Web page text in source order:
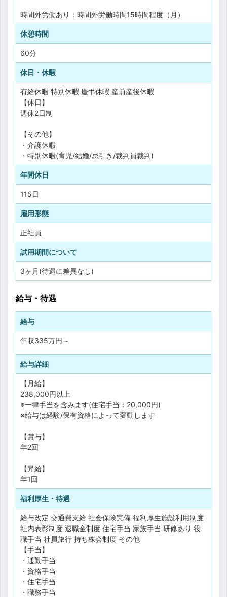
時間外労働あり：時間外労働時間15時間程度（月）
休憩時間
60分
休日・休暇
有給休暇 特別休暇 慶弔休暇 産前産後休暇
【休日】
週休2日制
【その他】
・介護休暇
・特別休暇(育児/結婚/忌引き/裁判員裁判)
年間休日
115日
雇用形態
正社員
試用期間について
3ヶ月(待遇に差異なし)
給与・待遇
給与
年収335万円 ～
給与詳細
【月給】
238,000円以上
※一律手当を含みます(住宅手当：20,000円)
※給与は経験/保有資格によって変動します
【賞与】
年2回
【昇給】
年1回
福利厚生・待遇
給与改定 交通費支給 社会保険完備 福利厚生施設利用制度
社内表彰制度 退職金制度 住宅手当 家族手当 研修あり 役
職手当 社員旅行 持ち株会制度 その他
【手当】
・通勤手当
・資格手当
・住宅手当
・職務手当